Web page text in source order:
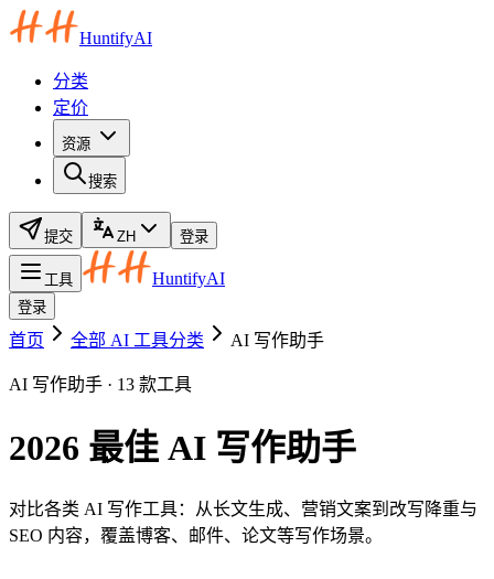
HuntifyAI
分类
定价
资源
搜索
提交 ZH 登录
工具 HuntifyAI
登录
首页 全部 AI 工具分类 AI 写作助手
AI 写作助手 · 13 款工具
2026 最佳 AI 写作助手
对比各类 AI 写作工具：从长文生成、营销文案到改写降重与
SEO 内容，覆盖博客、邮件、论文等写作场景。